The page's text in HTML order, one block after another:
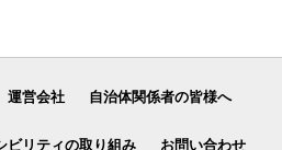
運営会社 自治体関係者の皆様へ
ビリティの取り組み お問い合わせ